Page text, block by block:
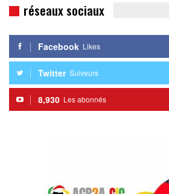
réseaux sociaux
Facebook Likes
Twitter Suiveurs
8,930 Les abonnés